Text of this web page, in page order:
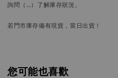
詢問 （…） 了解庫存狀況。
若門市庫存備有現貨，當日出貨！
您可能也喜歡